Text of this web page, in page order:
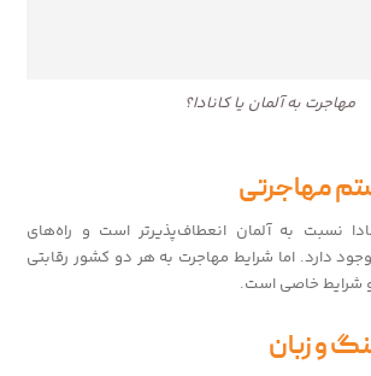
مهاجرت به آلمان یا کانادا؟
مهاجرتی
نسبت به آلمان انعطاف‌پذیرتر است و راه‌های
دارد. اما شرایط مهاجرت به هر دو کشور رقابتی
شرایط خاصی است.
و زبان